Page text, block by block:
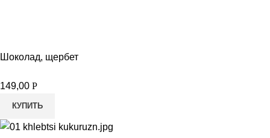
Шоколад, щербет
149,00 Р
КУПИТЬ